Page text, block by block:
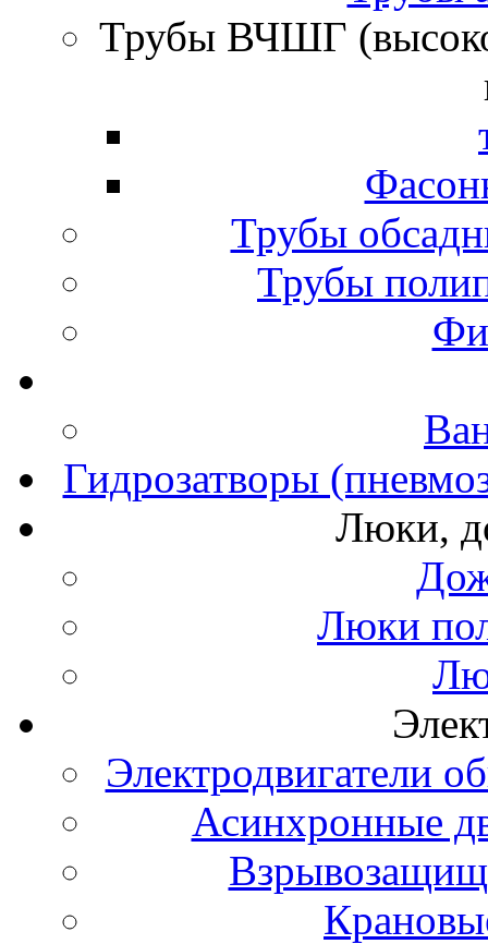
Трубы ВЧШГ
Трубы
Трубы
Гидрозатворы
Люки,
Люки
Электродвигатели
Асинхронные